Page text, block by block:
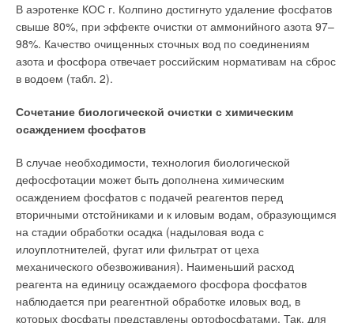
В аэротенке КОС г. Колпино достигнуто удаление фосфатов
свыше 80%, при эффекте очистки от аммонийного азота 97–
98%. Качество очищенных сточных вод по соединениям
азота и фосфора отвечает российским нормативам на сброс
в водоем (табл. 2).
Сочетание биологической очистки с химическим
осаждением фосфатов
В случае необходимости, технология биологической
дефосфотации может быть дополнена химическим
осаждением фосфатов с подачей реагентов перед
вторичными отстойниками и к иловым водам, образующимся
на стадии обработки осадка (надыловая вода с
илоуплотнителей, фугат или фильтрат от цеха
механического обезвоживания). Наименьший расход
реагента на единицу осаждаемого фосфора фосфатов
наблюдается при реагентной обработке иловых вод, в
которых фосфаты представлены ортофосфатами. Так, для